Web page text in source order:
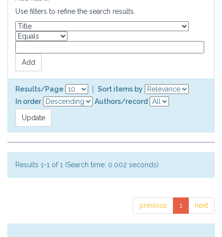
Use filters to refine the search results.
Results/Page
Sort items by
In order
Authors/record
Results 1-1 of 1 (Search time: 0.002 seconds).
previous 1 next